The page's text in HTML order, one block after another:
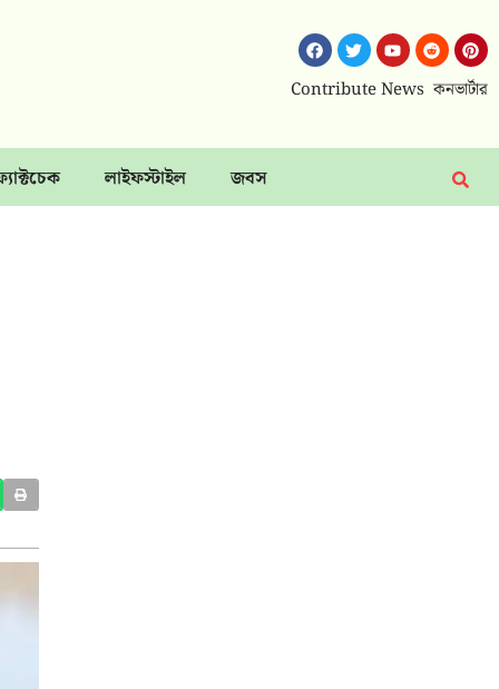
Contribute News কনভার্টার
লাইফস্টাইল জবস